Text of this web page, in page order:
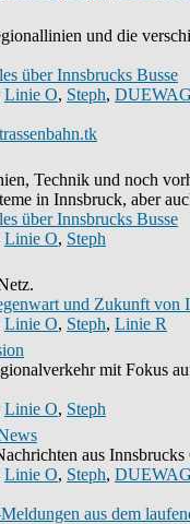
und die
über Innsbrucks Busse
Linie O, Steph,
Technik und noch
in Innsbruck, aber
über Innsbrucks Busse
Linie O, Steph
und Zukunft von
Linie O, Steph, Linie R
mit Fokus
Linie O, Steph
aus
Linie O, Steph,
aus dem